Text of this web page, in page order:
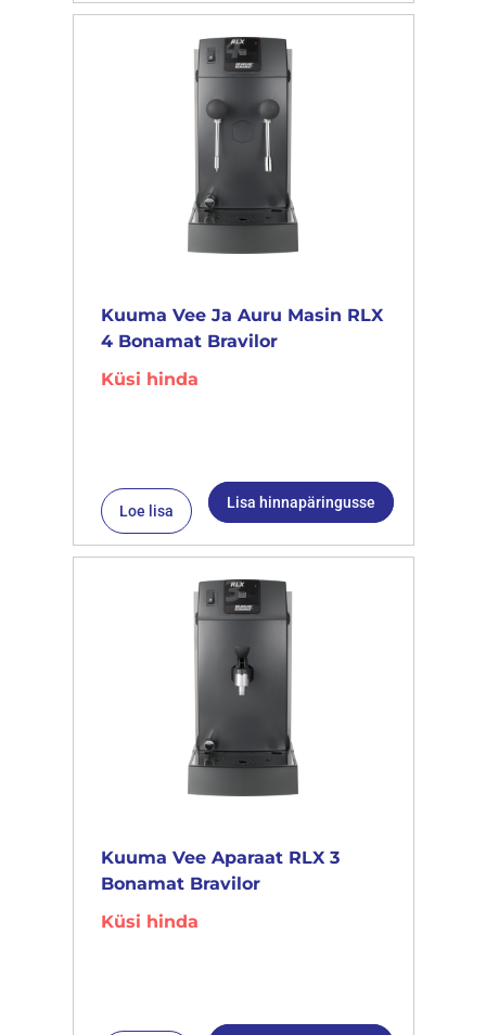
Kuuma Vee Ja Auru Masin RLX
4 Bonamat Bravilor
Küsi hinda
Loe lisa Lisa hinnapäringusse
Kuuma Vee Aparaat RLX 3
Bonamat Bravilor
Küsi hinda